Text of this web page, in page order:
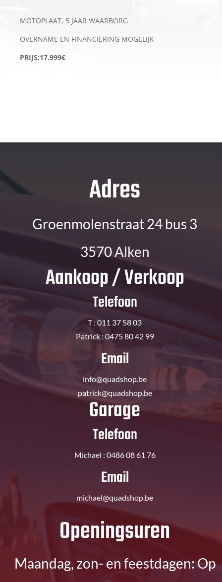
MOTOPLAAT, 5 JAAR WAARBORG
OVERNAME EN FINANCIERING MOGELIJK
PRIJS:17.999€
Adres
Groenmolenstraat 24 bus 3
3570 Alken
Aankoop / Verkoop
Telefoon
T : 011 37 58 03
Patrick : 0475 80 42 99
Email
info@quadshop.be
patrick@quadshop.be
Garage
Telefoon
Michael : 0486 08 61 76
Email
michael@quadshop.be
​Openingsuren
Maandag, zon- en feestdagen: Op